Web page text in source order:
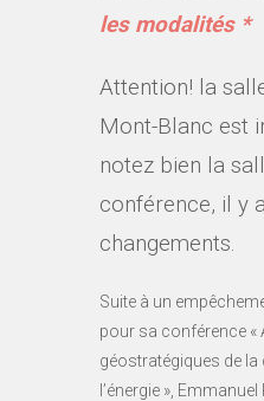
les modalités *
Attention! la
Mont-Blanc est
notez bien la
conférence, il y
changements.
Suite à un
pour sa conférence «
géostratégiques de
l’énergie »,